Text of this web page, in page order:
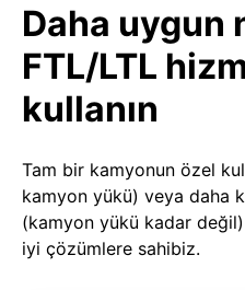
Daha uygun
FTL/LTL
kullanın
Tam bir kamyonun özel
kamyon yükü) veya daha
(kamyon yükü kadar
iyi çözümlere sahibiz.